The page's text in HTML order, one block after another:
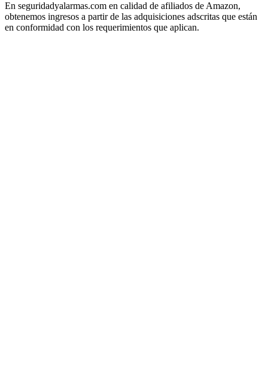
En seguridadyalarmas.com en calidad de afiliados de Amazon,
obtenemos ingresos a partir de las adquisiciones adscritas que están
en conformidad con los requerimientos que aplican.